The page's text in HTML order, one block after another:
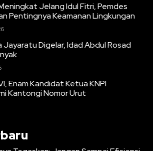
Jelang Idul Fitri, Pemdes
Pentingnya Keamanan Lingkungan
Jayaratu Digelar, Idad Abdul Rosad
Enam Kandidat Ketua KNPI
Kantongi Nomor Urut